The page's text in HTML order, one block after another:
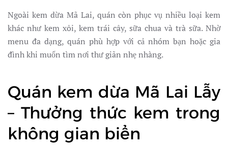
Ngoài kem dừa Mã Lai, quán còn phục vụ nhiều loại kem
khác như kem xôi, kem trái cây, sữa chua và trà sữa. Nhờ
menu đa dạng, quán phù hợp với cả nhóm bạn hoặc gia
đình khi muốn tìm nơi thư giãn nhẹ nhàng.
Quán kem dừa Mã Lai Lẫy
– Thưởng thức kem trong
không gian biển